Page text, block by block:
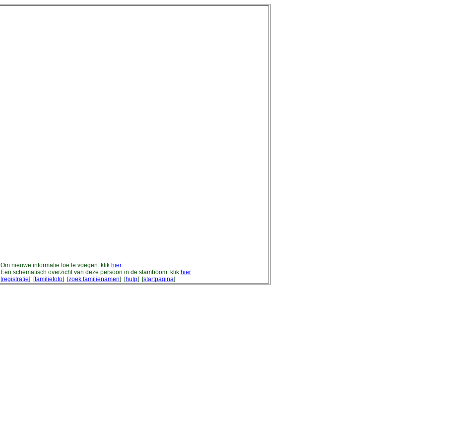
Om nieuwe informatie toe te voegen: klik hier.
Een schematisch overzicht van deze persoon in de stamboom: klik hier
[registratie] [familiefoto] [zoek familienamen] [hulp] [startpagina]